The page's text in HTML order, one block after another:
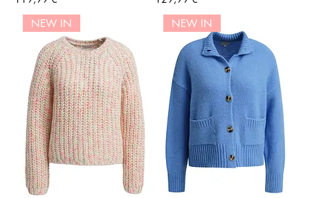
NEW IN
NEW IN